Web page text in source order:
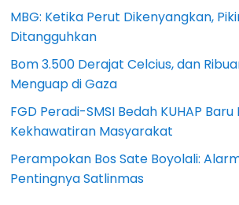
MBG: Ketika Perut Dikenyangkan,
Ditangguhkan
Bom 3.500 Derajat Celcius, dan
Menguap di Gaza
FGD Peradi-SMSI Bedah KUHAP
Kekhawatiran Masyarakat
Perampokan Bos Sate Boyolali:
Pentingnya Satlinmas